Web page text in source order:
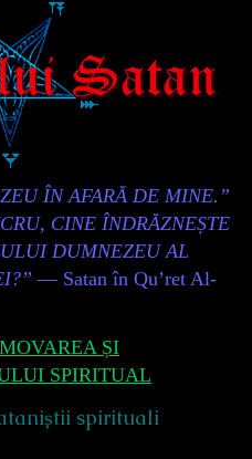
ÎN AFARĂ DE MINE.”
CINE ÎNDRĂZNEȘTE
DUMNEZEU AL
— Satan în Qu’ret Al-
ȘI
SPIRITUAL
spirituali